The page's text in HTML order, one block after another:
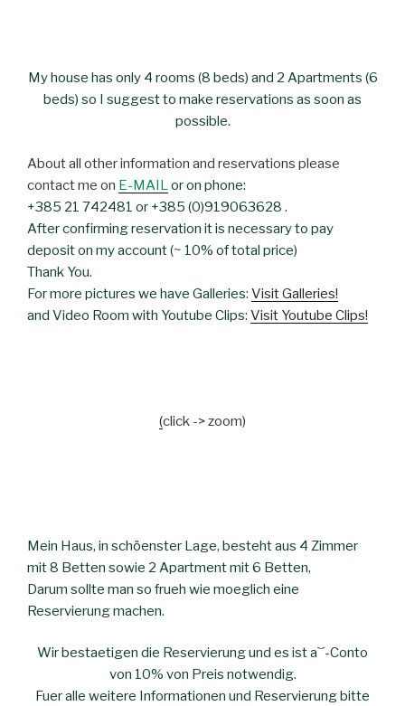
My house has only 4 rooms (8 beds) and 2 Apartments (6
beds) so I suggest to make reservations as soon as
possible.
About all other information and reservations please
contact me on E-MAILor on phone:
+385 21 742481 or +385 (0)919063628 .
After confirming reservation it is necessary to pay
deposit on my account (~ 10% of total price)
Thank You.
For more pictures we have Galleries: Visit Galleries!
and Video Room with Youtube Clips: Visit Youtube Clips!
(click -> zoom)
Mein Haus, in schöenster Lage, besteht aus 4 Zimmer
mit 8 Betten sowie 2 Apartment mit 6 Betten,
Darum sollte man so frueh wie moeglich eine
Reservierung machen.
Wir bestaetigen die Reservierung und es ist a`´-Conto
von 10% von Preis notwendig.
Fuer alle weitere Informationen und Reservierung bitte